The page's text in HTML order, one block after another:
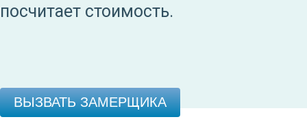
посчитает стоимость.
ВЫЗВАТЬ ЗАМЕРЩИКА